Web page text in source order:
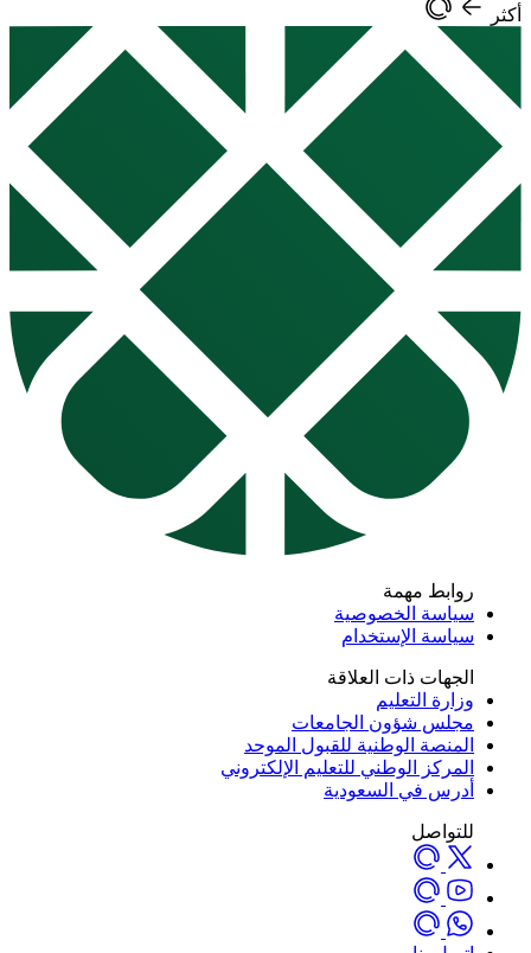
أكثر
روابط مهمة
سياسة الخصوصية
سياسة الإستخدام
الجهات ذات العلاقة
وزارة التعليم
مجلس شؤون الجامعات
المنصة الوطنية للقبول الموحد
المركز الوطني للتعليم الإلكتروني
أدرس في السعودية
للتواصل